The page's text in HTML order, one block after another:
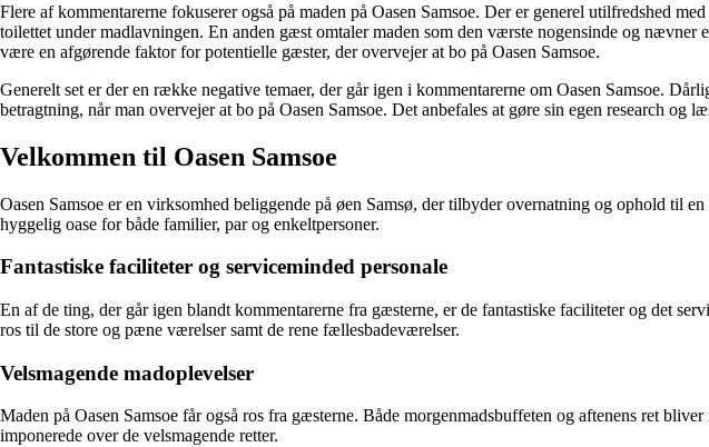
Flere af kommentarerne fokuserer også på maden på Oasen Samsoe. Der er generel utilfredshed
toilettet under madlavningen. En anden gæst omtaler maden som den værste nogensinde og
være en afgørende faktor for potentielle gæster, der overvejer at bo på Oasen Samsoe.
Generelt set er der en række negative temaer, der går igen i kommentarerne om Oasen Samsoe.
betragtning, når man overvejer at bo på Oasen Samsoe. Det anbefales at gøre sin egen research
Velkommen til Oasen Samsoe
Oasen Samsoe er en virksomhed beliggende på øen Samsø, der tilbyder overnatning og ophold til
hyggelig oase for både familier, par og enkeltpersoner.
Fantastiske faciliteter og serviceminded personale
En af de ting, der går igen blandt kommentarerne fra gæsterne, er de fantastiske faciliteter og det
ros til de store og pæne værelser samt de rene fællesbadeværelser.
Velsmagende madoplevelser
Maden på Oasen Samsoe får også ros fra gæsterne. Både morgenmadsbuffeten og aftenens ret
imponerede over de velsmagende retter.